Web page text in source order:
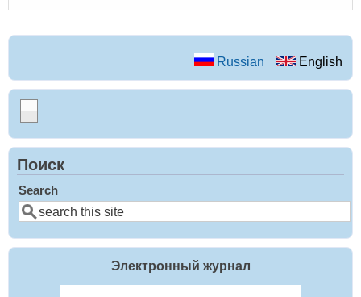
Russian English
Поиск
Search
Электронный журнал